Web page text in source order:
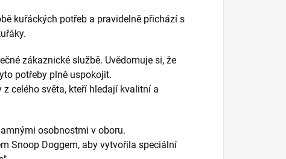
kuřáckých potřeb a pravidelně přichází s
zákaznické službě. Uvědomuje si, že
potřeby plně uspokojit.
celého světa, kteří hledají kvalitní a
osobnostmi v oboru.
Snoop Doggem, aby vytvořila speciální